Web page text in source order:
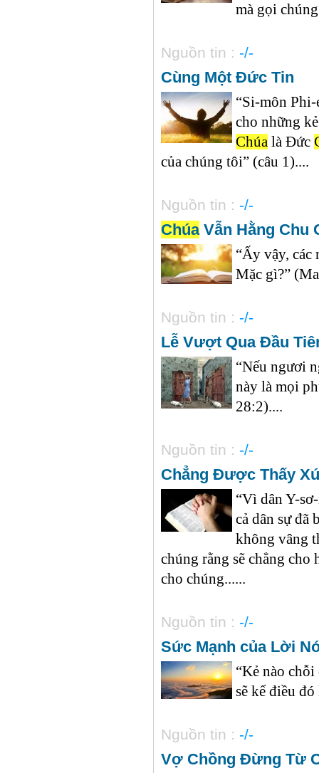
mà gọi
Nguồn tin : -/-
Cùng Một Đức Tin
“Si-môn
cho những
Chúa là Đức
của chúng tôi” (câu 1)....
Nguồn tin : -/-
ChúaVẫn Hằng Chu
“Ấy vậy, các
Mặc gì?”
Nguồn tin : -/-
Lễ Vượt Qua Đầu
“Nếu ngươi
này là mọi
28:2)....
Nguồn tin : -/-
Chẳng Được Thấy
“Vì dân Y-
cả dân sự đã
không vâng
chúng rằng sẽ chẳng
cho chúng......
Nguồn tin : -/-
Sức Mạnh của Lời
“Kẻ nào
sẽ kể điều đó
Nguồn tin : -/-
Vợ Chồng Đừng Từ